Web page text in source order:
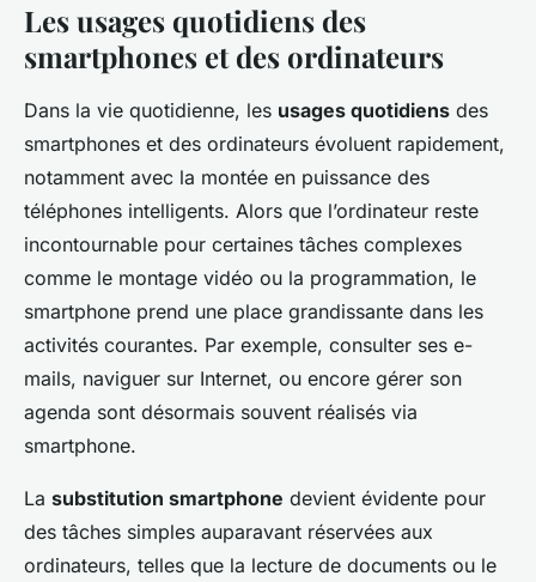
Les smartphones remplacent-
ils nos ordinateurs?
Léa•22 mai 2025•6 min de lecture
Les usages quotidiens des
smartphones et des ordinateurs
Dans la vie quotidienne, les usages quotidiens des
smartphones et des ordinateurs évoluent rapidement,
notamment avec la montée en puissance des
téléphones intelligents. Alors que l’ordinateur reste
incontournable pour certaines tâches complexes
comme le montage vidéo ou la programmation, le
smartphone prend une place grandissante dans les
activités courantes. Par exemple, consulter ses e-
mails, naviguer sur Internet, ou encore gérer son
agenda sont désormais souvent réalisés via
smartphone.
La substitution smartphone devient évidente pour
des tâches simples auparavant réservées aux
ordinateurs, telles que la lecture de documents ou le